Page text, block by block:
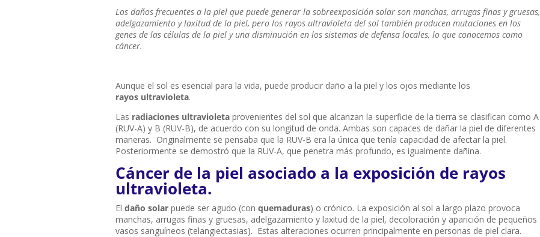
Los daños frecuentes a la piel que puede generar la sobreexposición solar son manchas, arrugas finas y gruesas,
adelgazamiento y laxitud de la piel, pero los rayos ultravioleta del sol también producen mutaciones en los
genes de las células de la piel y una disminución en los sistemas de defensa locales, lo que conocemos como
cáncer.
Aunque el sol es esencial para la vida, puede producir daño a la piel y los ojos mediante los
rayos ultravioleta.
Las radiaciones ultravioleta provenientes del sol que alcanzan la superficie de la tierra se clasifican como A
(RUV-A) y B (RUV-B), de acuerdo con su longitud de onda. Ambas son capaces de dañar la piel de diferentes
maneras. Originalmente se pensaba que la RUV-B era la única que tenía capacidad de afectar la piel.
Posteriormente se demostró que la RUV-A, que penetra más profundo, es igualmente dañina.
Cáncer de la piel asociado a la exposición de rayos
ultravioleta.
El daño solar puede ser agudo (con quemaduras) o crónico. La exposición al sol a largo plazo provoca
manchas, arrugas finas y gruesas, adelgazamiento y laxitud de la piel, decoloración y aparición de pequeños
vasos sanguíneos (telangiectasias). Estas alteraciones ocurren principalmente en personas de piel clara.